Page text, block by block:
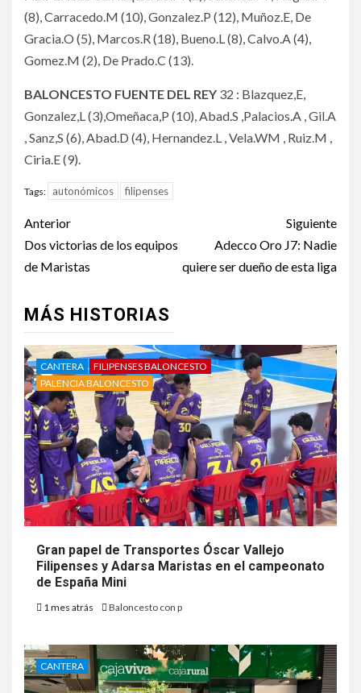
(8), Carracedo.M (10), Gonzalez.P (12), Muñoz.E, De
Gracia.O (5), Marcos.R (18), Bueno.L (8), Calvo.A (4),
Gomez.M (2), De Prado.C (13).
BALONCESTO FUENTE DEL REY 32 : Blazquez,E,
Gonzalez,L (3),Omeñaca,P (10), Abad.S ,Palacios.A , Gil.A
, Sanz,S (6), Abad.D (4), Hernandez.L , Vela.WM , Ruiz.M ,
Ciria.E (9).
Tags: autonómicos filipenses
Anterior
Dos victorias de los equipos
de Maristas
Siguiente
Adecco Oro J7: Nadie
quiere ser dueño de esta liga
MÁS HISTORIAS
CANTERA
FILIPENSES BALONCESTO
PALENCIA BALONCESTO
Gran papel de Transportes Óscar Vallejo
Filipenses y Adarsa Maristas en el campeonato
de España Mini
1 mes atrás Baloncesto con p
CANTERA